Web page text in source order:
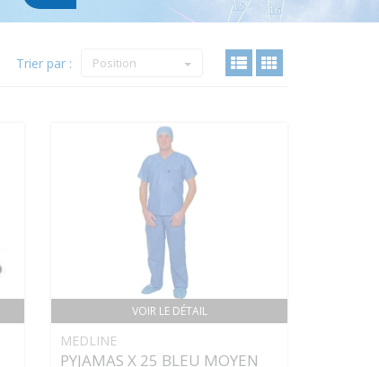
Trier par : Position
VOIR LE DÉTAIL
MEDLINE
PYJAMAS X 25 BLEU MOYEN
91
05